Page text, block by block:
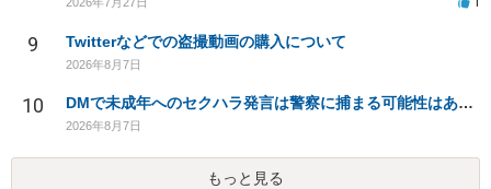
9 Twitterなどでの盗撮動画の購入について
2026年8月7日
10 DMで未成年へのセクハラ発言は警察に捕まる可能性はありますか
2026年8月7日
もっと見る